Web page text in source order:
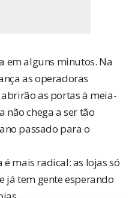
em alguns minutos. Na
as operadoras
as portas à meia-
não chega a ser tão
passado para o
é mais radical: as lojas só
já tem gente esperando